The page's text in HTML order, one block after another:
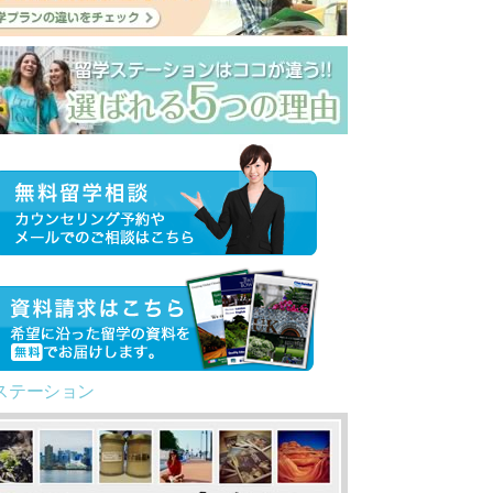
テーション